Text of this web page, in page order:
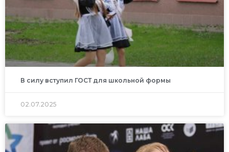
В силу вступил ГОСТ для школьной формы
02.07.2025